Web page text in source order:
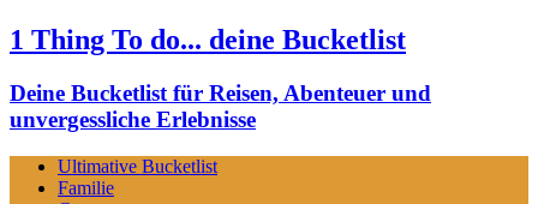
1 Thing To do... deine Bucketlist
Deine Bucketlist für Reisen, Abenteuer und
unvergessliche Erlebnisse
Ultimative Bucketlist
Familie